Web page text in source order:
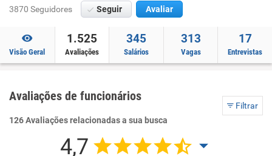
3870 Seguidores Seguir Avaliar
Visão Geral
1.525
Avaliações
345
Salários
313
Vagas
17
Entrevistas
Avaliações de funcionários
Filtrar
126 Avaliações relacionadas a sua busca
4,7